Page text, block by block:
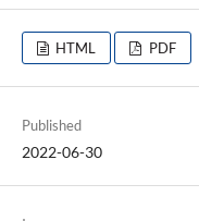
HTML PDF
Published
2022-06-30